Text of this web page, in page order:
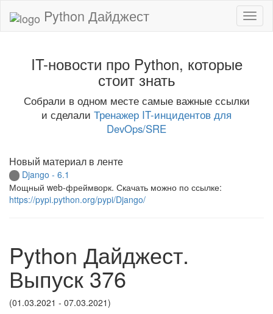
Python Дайджест
IT-новости про Python, которые
стоит знать
Собрали в одном месте самые важные ссылки
и сделали Тренажер IT-инцидентов для
DevOps/SRE
Новый материал в ленте
Django - 6.1
Мощный web-фреймворк. Скачать можно по ссылке:
https://pypi.python.org/pypi/Django/
Python Дайджест.
Выпуск 376
(01.03.2021 - 07.03.2021)